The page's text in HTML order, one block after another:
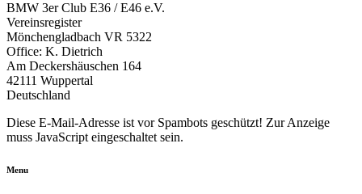
BMW 3er Club E36 / E46 e.V.
Vereinsregister
Mönchengladbach VR 5322
Office: K. Dietrich
Am Deckershäuschen 164
42111 Wuppertal
Deutschland
Diese E-Mail-Adresse ist vor Spambots geschützt! Zur Anzeige
muss JavaScript eingeschaltet sein.
Menu